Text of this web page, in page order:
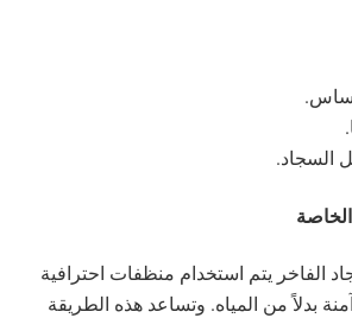
السجاد.
الفاخر يتم استخدام منظفات احترافية
بدلاً من المياه. وتساعد هذه الطريقة